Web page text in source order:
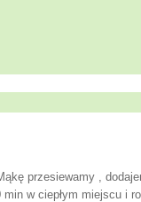
przesiewamy ,
w ciepłym miejscu i